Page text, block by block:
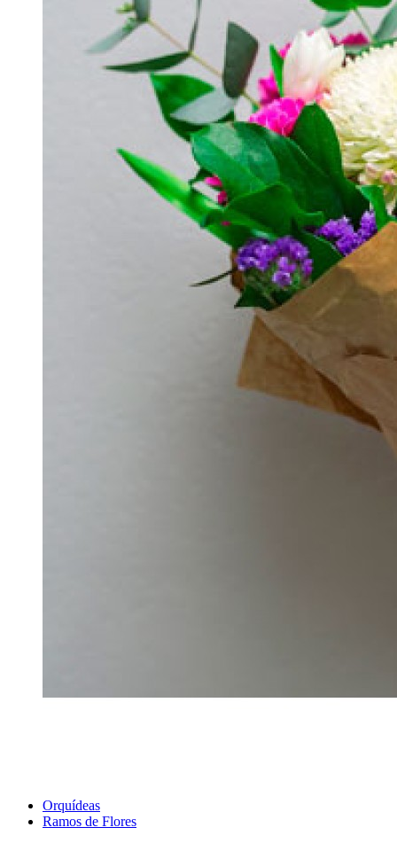
Orquídeas
Ramos de Flores